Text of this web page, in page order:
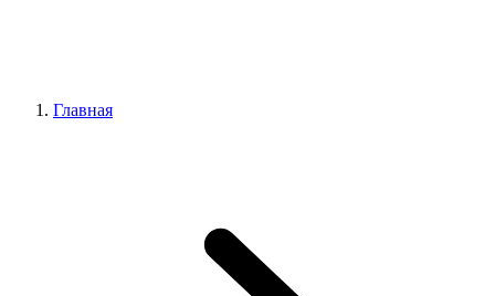
Главная